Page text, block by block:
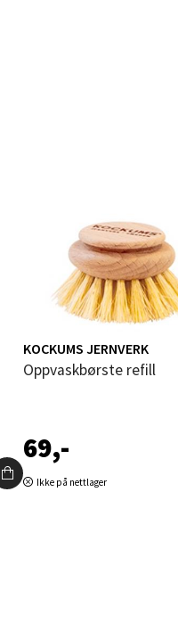
KOCKUMS JERNVERK
Oppvaskbørste refill
69,-
Ikke på nettlager
Mo
Åpent i
0 i